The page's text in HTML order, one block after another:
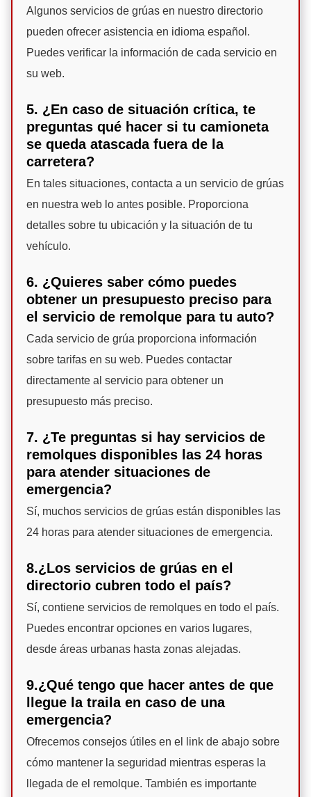
Algunos servicios de grúas en nuestro directorio
pueden ofrecer asistencia en idioma español.
Puedes verificar la información de cada servicio en
su web.
5. ¿En caso de situación crítica, te
preguntas qué hacer si tu camioneta
se queda atascada fuera de la
carretera?
En tales situaciones, contacta a un servicio de grúas
en nuestra web lo antes posible. Proporciona
detalles sobre tu ubicación y la situación de tu
vehículo.
6. ¿Quieres saber cómo puedes
obtener un presupuesto preciso para
el servicio de remolque para tu auto?
Cada servicio de grúa proporciona información
sobre tarifas en su web. Puedes contactar
directamente al servicio para obtener un
presupuesto más preciso.
7. ¿Te preguntas si hay servicios de
remolques disponibles las 24 horas
para atender situaciones de
emergencia?
Sí, muchos servicios de grúas están disponibles las
24 horas para atender situaciones de emergencia.
8.¿Los servicios de grúas en el
directorio cubren todo el país?
Sí, contiene servicios de remolques en todo el país.
Puedes encontrar opciones en varios lugares,
desde áreas urbanas hasta zonas alejadas.
9.¿Qué tengo que hacer antes de que
llegue la traila en caso de una
emergencia?
Ofrecemos consejos útiles en el link de abajo sobre
cómo mantener la seguridad mientras esperas la
llegada de el remolque. También es importante